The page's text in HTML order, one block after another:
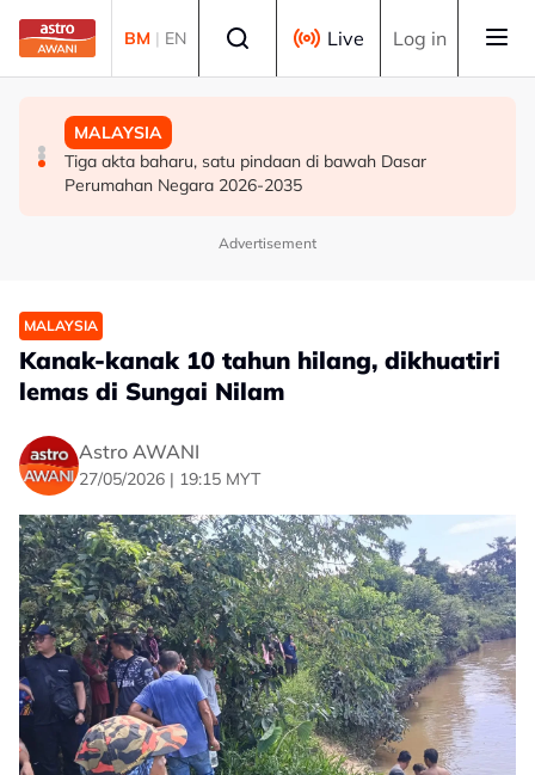
Skip to main content
BM | EN Live Log in
MALAYSIA
Bekas Timbalan Pengerusi Ambank Azlan Hashim
meninggal dunia
DUNIA
China kecam tindakan India namakan 27 lokasi di
wilayah sempadan Zangnan
MALAYSIA
Tiga akta baharu, satu pindaan di bawah Dasar
Perumahan Negara 2026-2035
Advertisement
MALAYSIA
Kanak-kanak 10 tahun hilang, dikhuatiri
lemas di Sungai Nilam
Astro AWANI
27/05/2026 | 19:15 MYT